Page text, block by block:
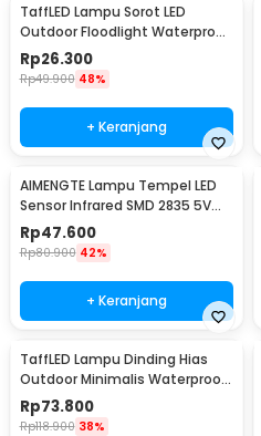
TaffLED Lampu Sorot LED
Outdoor Floodlight Waterproof
Cool White 50W - A8
Rp26.300
Rp49.900 48%
+ Keranjang
AIMENGTE Lampu Tempel LED
Sensor Infrared SMD 2835 5V
50cm - D2835
Rp47.600
Rp80.900 42%
+ Keranjang
TaffLED Lampu Dinding Hias
Outdoor Minimalis Waterproof
Warm White 12W - NR-10
Rp73.800
Rp118.900 38%